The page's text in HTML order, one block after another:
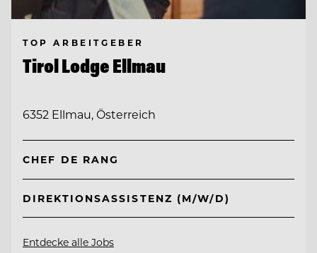
TOP ARBEITGEBER
Tirol Lodge Ellmau
6352 Ellmau, Österreich
CHEF DE RANG
DIREKTIONSASSISTENZ (M/W/D)
Entdecke alle Jobs